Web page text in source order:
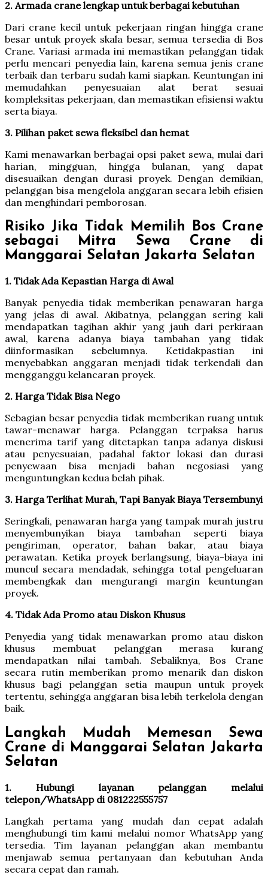
2. Armada crane lengkap untuk berbagai kebutuhan
Dari crane kecil untuk pekerjaan ringan hingga crane
besar untuk proyek skala besar, semua tersedia di Bos
Crane. Variasi armada ini memastikan pelanggan tidak
perlu mencari penyedia lain, karena semua jenis crane
terbaik dan terbaru sudah kami siapkan. Keuntungan ini
memudahkan penyesuaian alat berat sesuai
kompleksitas pekerjaan, dan memastikan efisiensi waktu
serta biaya.
3. Pilihan paket sewa fleksibel dan hemat
Kami menawarkan berbagai opsi paket sewa, mulai dari
harian, mingguan, hingga bulanan, yang dapat
disesuaikan dengan durasi proyek. Dengan demikian,
pelanggan bisa mengelola anggaran secara lebih efisien
dan menghindari pemborosan.
Risiko Jika Tidak Memilih Bos Crane
sebagai Mitra Sewa Crane di
Manggarai Selatan Jakarta Selatan
1. Tidak Ada Kepastian Harga di Awal
Banyak penyedia tidak memberikan penawaran harga
yang jelas di awal. Akibatnya, pelanggan sering kali
mendapatkan tagihan akhir yang jauh dari perkiraan
awal, karena adanya biaya tambahan yang tidak
diinformasikan sebelumnya. Ketidakpastian ini
menyebabkan anggaran menjadi tidak terkendali dan
mengganggu kelancaran proyek.
2. Harga Tidak Bisa Nego
Sebagian besar penyedia tidak memberikan ruang untuk
tawar-menawar harga. Pelanggan terpaksa harus
menerima tarif yang ditetapkan tanpa adanya diskusi
atau penyesuaian, padahal faktor lokasi dan durasi
penyewaan bisa menjadi bahan negosiasi yang
menguntungkan kedua belah pihak.
3. Harga Terlihat Murah, Tapi Banyak Biaya Tersembunyi
Seringkali, penawaran harga yang tampak murah justru
menyembunyikan biaya tambahan seperti biaya
pengiriman, operator, bahan bakar, atau biaya
perawatan. Ketika proyek berlangsung, biaya-biaya ini
muncul secara mendadak, sehingga total pengeluaran
membengkak dan mengurangi margin keuntungan
proyek.
4. Tidak Ada Promo atau Diskon Khusus
Penyedia yang tidak menawarkan promo atau diskon
khusus membuat pelanggan merasa kurang
mendapatkan nilai tambah. Sebaliknya, Bos Crane
secara rutin memberikan promo menarik dan diskon
khusus bagi pelanggan setia maupun untuk proyek
tertentu, sehingga anggaran bisa lebih terkelola dengan
baik.
Langkah Mudah Memesan Sewa
Crane di Manggarai Selatan Jakarta
Selatan
1. Hubungi layanan pelanggan melalui
telepon/WhatsApp di 081222555757
Langkah pertama yang mudah dan cepat adalah
menghubungi tim kami melalui nomor WhatsApp yang
tersedia. Tim layanan pelanggan akan membantu
menjawab semua pertanyaan dan kebutuhan Anda
secara cepat dan ramah.